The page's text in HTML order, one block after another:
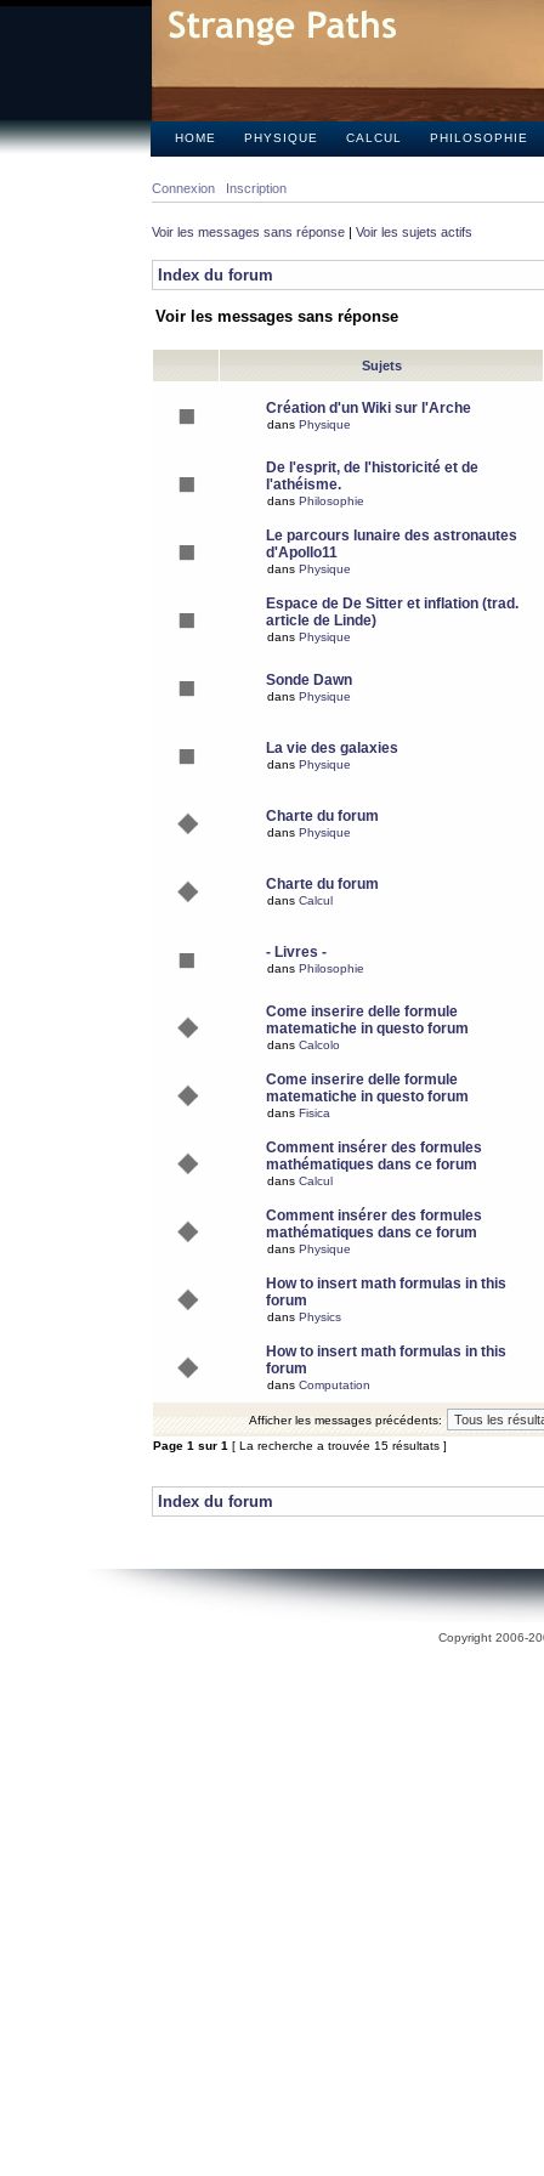
HOME PHYSIQUE CALCUL PHILOSOPHIE
Connexion Inscription
Voir les messages sans réponse | Voir les sujets actifs
Index du forum
Voir les messages sans réponse
Sujets
Création d'un Wiki sur l'Arche
dans Physique
De l'esprit, de l'historicité et de
l'athéisme.
dans Philosophie
Le parcours lunaire des astronautes
d'Apollo11
dans Physique
Espace de De Sitter et inflation (trad.
article de Linde)
dans Physique
Sonde Dawn
dans Physique
La vie des galaxies
dans Physique
Charte du forum
dans Physique
Charte du forum
dans Calcul
- Livres -
dans Philosophie
Come inserire delle formule
matematiche in questo forum
dans Calcolo
Come inserire delle formule
matematiche in questo forum
dans Fisica
Comment insérer des formules
mathématiques dans ce forum
dans Calcul
Comment insérer des formules
mathématiques dans ce forum
dans Physique
How to insert math formulas in this
forum
dans Physics
How to insert math formulas in this
forum
dans Computation
Afficher les messages précédents:
Page 1 sur 1 [ La recherche a trouvée 15 résultats ]
Index du forum
Copyright 2006-